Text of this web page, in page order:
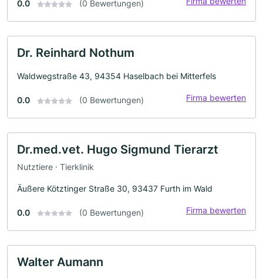
0.0 (0 Bewertungen)
Dr. Reinhard Nothum
Waldwegstraße 43, 94354 Haselbach bei Mitterfels
0.0 (0 Bewertungen) Firma bewerten
Dr.med.vet. Hugo Sigmund Tierarzt
Nutztiere · Tierklinik
Äußere Kötztinger Straße 30, 93437 Furth im Wald
0.0 (0 Bewertungen) Firma bewerten
Walter Aumann